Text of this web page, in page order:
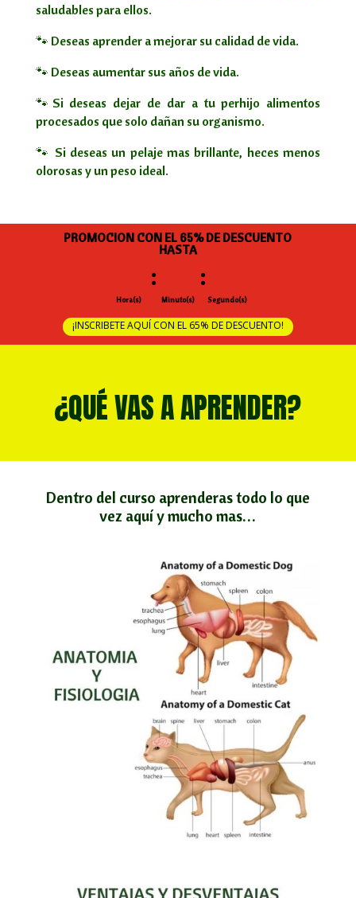
saludables para ellos.
🐾 Deseas aprender a mejorar su calidad de vida.
🐾 Deseas aumentar sus años de vida.
🐾 Si deseas dejar de dar a tu perhijo alimentos
procesados que solo dañan su organismo.
🐾 Si deseas un pelaje mas brillante, heces menos
olorosas y un peso ideal.
PROMOCION CON EL 65% DE DESCUENTO
HASTA
Hora(s)
:
Minuto(s)
:
Segundo(s)
¡INSCRIBETE AQUÍ CON EL 65% DE DESCUENTO!
¿QUÉ VAS A APRENDER?
Dentro del curso aprenderas todo lo que
vez aquí y mucho mas…